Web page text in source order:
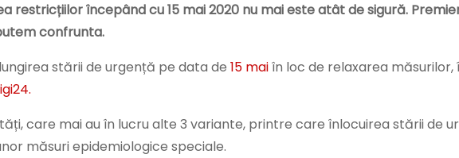
restricțiilor începând cu 15 mai 2020 nu mai este atât de sigură.
confrunta.
stării de urgență pe data de 15 maiîn loc de relaxarea
care mai au în lucru alte 3 variante, printre care înlocuirea stării de
măsuri epidemiologice speciale.